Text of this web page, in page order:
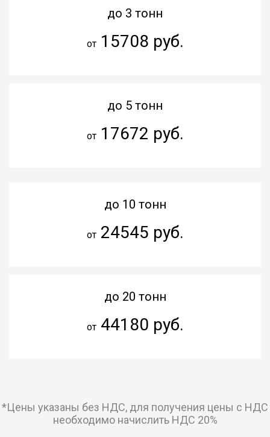
до 3 тонн
от15708 руб.
до 5 тонн
от17672 руб.
до 10 тонн
от24545 руб.
до 20 тонн
от44180 руб.
*Цены указаны без НДС, для получения цены с НДС
необходимо начислить НДС 20%